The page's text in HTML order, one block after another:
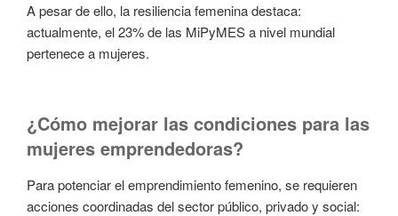
A pesar de ello, la resiliencia femenina destaca:
actualmente, el 23% de las MiPyMES a nivel mundial
pertenece a mujeres.
¿Cómo mejorar las condiciones para las
mujeres emprendedoras?
Para potenciar el emprendimiento femenino, se requieren
acciones coordinadas del sector público, privado y social: